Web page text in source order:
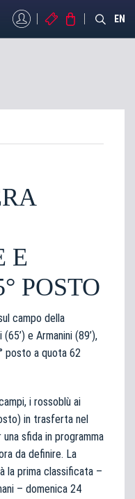
MYBFCBIGLIETTI
STORE EN
E
POSTO
campo della
e Armanini (89’),
posto a quota 62
i rossoblù ai
in trasferta nel
sfida in programma
da definire. La
la prima classificata –
– domenica 24